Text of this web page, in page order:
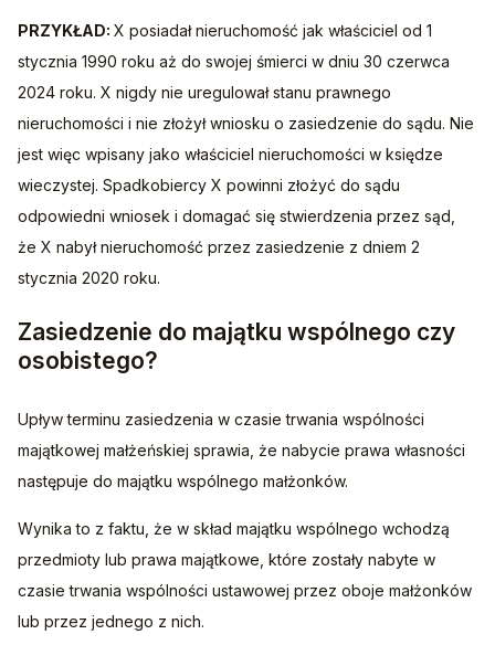
PRZYKŁAD: X posiadał nieruchomość jak właściciel od 1
stycznia 1990 roku aż do swojej śmierci w dniu 30 czerwca
2024 roku. X nigdy nie uregulował stanu prawnego
nieruchomości i nie złożył wniosku o zasiedzenie do sądu. Nie
jest więc wpisany jako właściciel nieruchomości w księdze
wieczystej. Spadkobiercy X powinni złożyć do sądu
odpowiedni wniosek i domagać się stwierdzenia przez sąd,
że X nabył nieruchomość przez zasiedzenie z dniem 2
stycznia 2020 roku.
Zasiedzenie do majątku wspólnego czy
osobistego?
Upływ terminu zasiedzenia w czasie trwania wspólności
majątkowej małżeńskiej sprawia, że nabycie prawa własności
następuje do majątku wspólnego małżonków.
Wynika to z faktu, że w skład majątku wspólnego wchodzą
przedmioty lub prawa majątkowe, które zostały nabyte w
czasie trwania wspólności ustawowej przez oboje małżonków
lub przez jednego z nich.